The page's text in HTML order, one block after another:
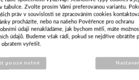
tabulce. Zvolte prosím Vámi preferovanou variantu.
práv v souvislosti se zpracováním cookies
procházíte, nebo na našeho Pověřence pro ochranu
údaji nenakládáme, jak bychom měli, máte
údajů. Budeme však rádi, pokud se nejdříve obrátíte
obratem vyřešit.
pouze nutné